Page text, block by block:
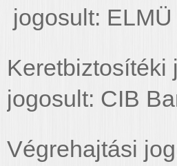
jogosult:
jogosult: CIB
Végrehajtási